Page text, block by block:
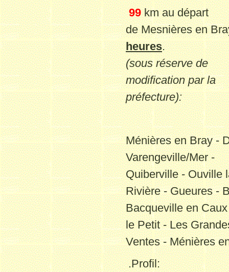
99km au départ
de Mesnières en
heures.
(sous réserve de
modification par la
préfecture):
Ménières en Bray -
Varengeville/Mer -
Quiberville - Ouville
Rivière - Gueures -
Bacqueville en
le Petit - Les
Ventes - Ménières
.Profil: